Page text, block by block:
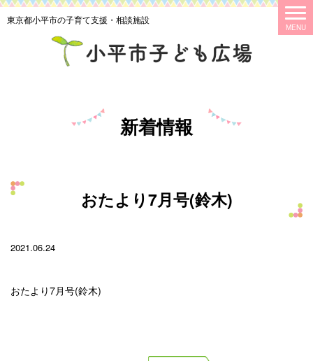
東京都小平市の子育て支援・相談施設
新着情報
おたより7月号(鈴木)
2021.06.24
おたより7月号(鈴木)